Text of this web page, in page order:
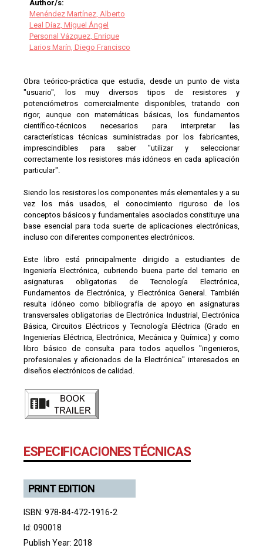
Author/s:
Menéndez Martínez, Alberto
Leal Díaz, Miguel Ángel
Personal Vázquez, Enrique
Larios Marín, Diego Francisco
Obra teórico-práctica que estudia, desde un punto de vista
"usuario", los muy diversos tipos de resistores y
potenciómetros comercialmente disponibles, tratando con
rigor, aunque con matemáticas básicas, los fundamentos
científico-técnicos necesarios para interpretar las
características técnicas suministradas por los fabricantes,
imprescindibles para saber "utilizar y seleccionar
correctamente los resistores más idóneos en cada aplicación
particular".
Siendo los resistores los componentes más elementales y a su
vez los más usados, el conocimiento riguroso de los
conceptos básicos y fundamentales asociados constituye una
base esencial para toda suerte de aplicaciones electrónicas,
incluso con diferentes componentes electrónicos.
Este libro está principalmente dirigido a estudiantes de
Ingeniería Electrónica, cubriendo buena parte del temario en
asignaturas obligatorias de Tecnología Electrónica,
Fundamentos de Electrónica, y Electrónica General. También
resulta idóneo como bibliografía de apoyo en asignaturas
transversales obligatorias de Electrónica Industrial, Electrónica
Básica, Circuitos Eléctricos y Tecnología Eléctrica (Grado en
Ingenierías Eléctrica, Electrónica, Mecánica y Química) y como
libro básico de consulta para todos aquellos "ingenieros,
profesionales y aficionados de la Electrónica" interesados en
diseños electrónicos de calidad.
ESPECIFICACIONES TÉCNICAS
PRINT EDITION
ISBN: 978-84-472-1916-2
Id: 090018
Publish Year: 2018